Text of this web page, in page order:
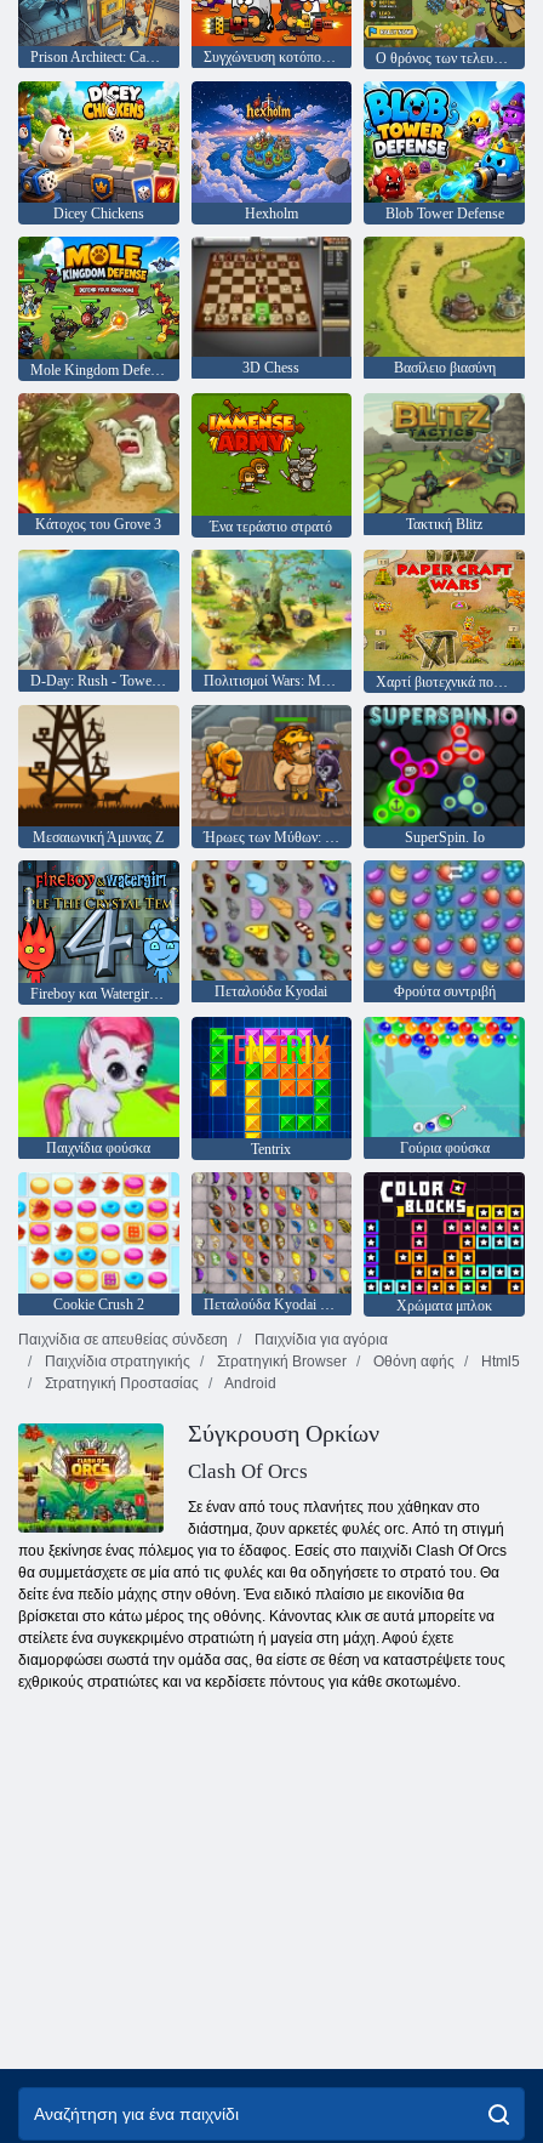
Prison Architect: Cage Break Tycoon Συγχώνευση κοτόπουλου 2 Ο θρόνος των τελευταίων βασιλιάδων ιπποτών
Dicey Chickens Hexholm Blob Tower Defense
3D Chess Βασίλειο βιασύνη
Κάτοχος του Grove 3 Ένα τεράστιο στρατό Τακτική Blitz
D-Day: Rush - Tower Defense Πολιτισμοί Wars: Μάστερ Edition Χαρτί βιοτεχνικά πολέμους
Μεσαιωνική Άμυνας Z Ήρωες των Μύθων: Πολεμιστές των Θεών SuperSpin. Io
Πεταλούδα Kyodai Φρούτα συντριβή
Παιχνίδια φούσκα Tentrix Γούρια φούσκα
Cookie Crush 2 Πεταλούδα Kyodai HD
Χρώματα μπλοκ
Παιχνίδια σε απευθείας σύνδεση
Παιχνίδια για αγόρια
Παιχνίδια στρατηγικής
Στρατηγική Browser Οθόνη αφής
Html5
Στρατηγική Προστασίας
Android
Σύγκρουση Ορκίων
Clash Of Orcs
Σε έναν από τους πλανήτες που χάθηκαν στο
διάστημα, ζουν αρκετές φυλές orc. Από τη στιγμή
που ξεκίνησε ένας πόλεμος για το έδαφος. Εσείς στο παιχνίδι Clash Of Orcs
θα συμμετάσχετε σε μία από τις φυλές και θα οδηγήσετε το στρατό του. Θα
δείτε ένα πεδίο μάχης στην οθόνη. Ένα ειδικό πλαίσιο με εικονίδια θα
βρίσκεται στο κάτω μέρος της οθόνης. Κάνοντας κλικ σε αυτά μπορείτε να
στείλετε ένα συγκεκριμένο στρατιώτη ή μαγεία στη μάχη. Αφού έχετε
διαμορφώσει σωστά την ομάδα σας, θα είστε σε θέση να καταστρέψετε τους
εχθρικούς στρατιώτες και να κερδίσετε πόντους για κάθε σκοτωμένο.